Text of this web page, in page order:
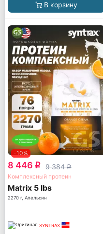
В корзину
-10%
8 446 q 9 384q
Комплексный протеин
Matrix 5 lbs
2270 г, Апельсин
SYNTRAX